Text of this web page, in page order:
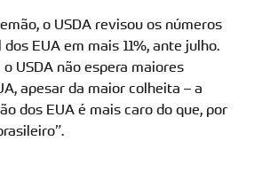
o USDA revisou os números
EUA em mais 11%, ante julho.
USDA não espera maiores
apesar da maior colheita – a
dos EUA é mais caro do que, por